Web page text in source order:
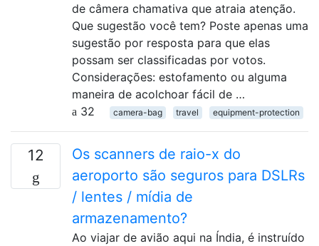
de câmera chamativa que atraia atenção.
Que sugestão você tem? Poste apenas uma
sugestão por resposta para que elas
possam ser classificadas por votos.
Considerações: estofamento ou alguma
maneira de acolchoar fácil de …
32
camera-bag travel equipment-protection
12
Os scanners de raio-x do
aeroporto são seguros para DSLRs
/ lentes / mídia de
armazenamento?
Ao viajar de avião aqui na Índia, é instruído